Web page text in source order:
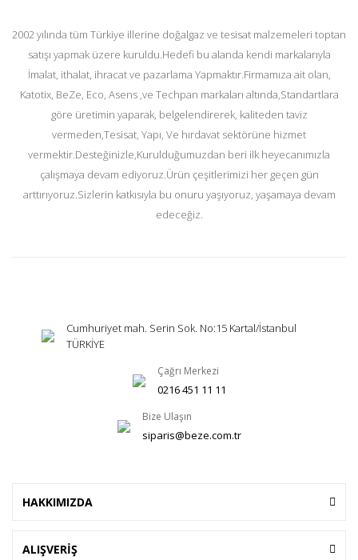
2002 yılında tüm Türkiye illerine doğalgaz ve tesisat malzemeleri toptan
satışı yapmak üzere kuruldu.Hedefi bu alanda kendi markalarıyla
İmalat, ithalat, ihracat ve pazarlama Yapmaktır.Firmamıza ait olan,
Katotix, BeZe, Eco, Asens ,ve Techpan markaları altında,Standartlara
göre üretimin yaparak, belgelendirerek, kaliteden taviz
vermeden,Tesisat, Yapı, Ve hırdavat sektörüne hizmet
vermektir.Desteğinizle,Kurulduğumuzdan beri ilk heyecanımızla
çalışmaya devam ediyoruz.Ürün çeşitlerimizi her geçen gün
arttırıyoruz.Sizlerin katkısıyla bu onuru yaşıyoruz, yaşamaya devam
edeceğiz.
Cumhuriyet mah. Serin Sok. No:15 Kartal/İstanbul
TÜRKİYE
Çağrı Merkezi
0216 451 11 11
Bize Ulaşın
siparis@beze.com.tr
HAKKIMIZDA
ALIŞVERİŞ